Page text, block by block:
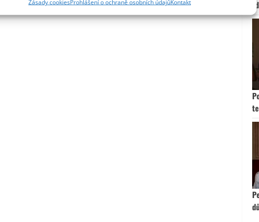
aktivně požadovaných informací.
Zásady cookiesProhlášení o ochraně osobních údajůKontakt